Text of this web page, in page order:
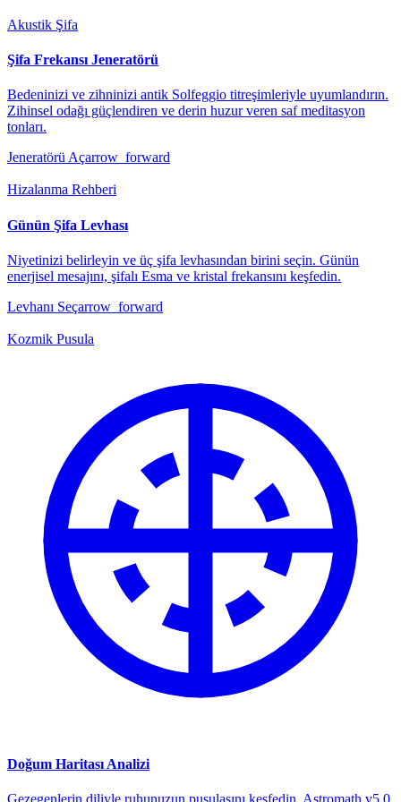
Akustik Şifa
Şifa Frekansı Jeneratörü
Bedeninizi ve zihninizi antik Solfeggio titreşimleriyle uyumlandırın.
Zihinsel odağı güçlendiren ve derin huzur veren saf meditasyon
tonları.
Jeneratörü Açarrow_forward
Hizalanma Rehberi
Günün Şifa Levhası
Niyetinizi belirleyin ve üç şifa levhasından birini seçin. Günün
enerjisel mesajını, şifalı Esma ve kristal frekansını keşfedin.
Levhanı Seçarrow_forward
Kozmik Pusula
Doğum Haritası Analizi